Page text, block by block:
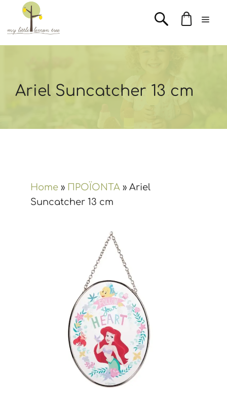
Μετάβαση
περιεχόμενο
Ariel Suncatcher 13 cm
Home » ΠΡΟΪΟΝΤΑ » Ariel
Suncatcher 13 cm